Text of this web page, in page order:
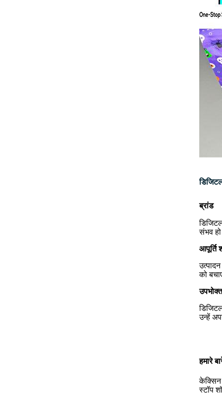
ब्रांड
संभव हो
आपूर्ति
को
उन्हें
हमारे
केक्सिन
स्टॉप